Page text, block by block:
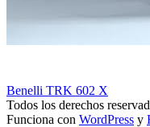
Benelli TRK 602 X
Todos los derechos
Funciona con WordPress y